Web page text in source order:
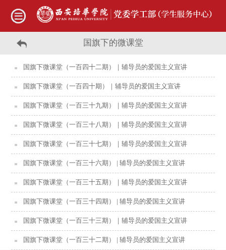
国旗下的微课堂
国旗下微课堂（一百四十二期）｜辅导员的爱国主义宣讲
国旗下微课堂（一百四十期）｜辅导员的爱国主义宣讲
国旗下微课堂（一百三十九期）｜辅导员的爱国主义宣讲
国旗下微课堂（一百三十八期）｜辅导员的爱国主义宣讲
国旗下微课堂（一百三十七期）｜辅导员的爱国主义宣讲
国旗下微课堂（一百三十六期） | 辅导员的爱国主义宣讲
国旗下微课堂（一百三十五期）｜辅导员的爱国主义宣讲
国旗下微课堂（一百三十四期） | 辅导员的爱国主义宣讲
国旗下微课堂（一百三十三期）｜辅导员的爱国主义宣讲
国旗下微课堂（一百三十二期） | 辅导员的爱国主义宣讲